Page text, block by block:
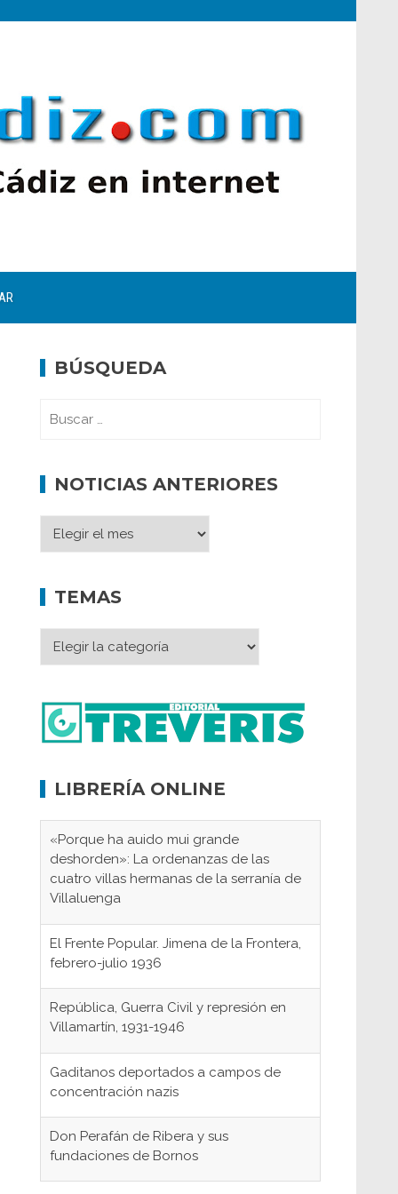
BÚSQUEDA
NOTICIAS ANTERIORES
TEMAS
LIBRERÍA ONLINE
«Porque ha auido mui grande
deshorden»: La ordenanzas de las
cuatro villas hermanas de la serranía de
Villaluenga
El Frente Popular. Jimena de la Frontera,
febrero-julio 1936
República, Guerra Civil y represión en
Villamartín, 1931-1946
Gaditanos deportados a campos de
concentración nazis
Don Perafán de Ribera y sus
fundaciones de Bornos